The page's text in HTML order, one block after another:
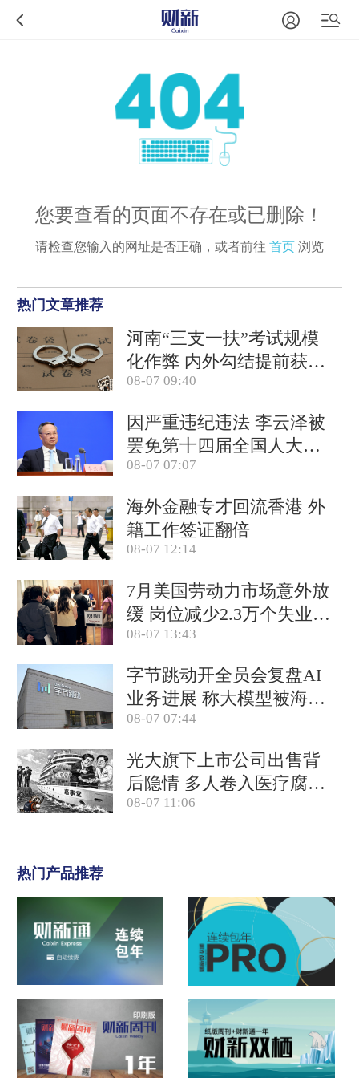
您要查看的页面不存在或已删除！
请检查您输入的网址是否正确，或者前往 首页 浏览
热门文章推荐
河南“三支一扶”考试规模
化作弊 内外勾结提前获取
试卷
08-07 09:40
因严重违纪违法 李云泽被
罢免第十四届全国人大代
表职务
08-07 07:07
海外金融专才回流香港 外
籍工作签证翻倍
08-07 12:14
7月美国劳动力市场意外放
缓 岗位减少2.3万个失业率
降至4.1%
08-07 13:43
字节跳动开全员会复盘AI
业务进展 称大模型被海外
竞对拉开差距
08-07 07:44
光大旗下上市公司出售背
后隐情 多人卷入医疗腐败
案被查
08-07 11:06
热门产品推荐